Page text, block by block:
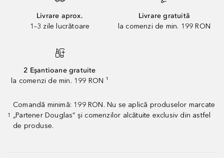
Livrare aprox.
1–3 zile lucrătoare
Livrare gratuită
la comenzi de min. 199 RON
2 Eșantioane gratuite
la comenzi de min. 199 RON ¹
1
Comandă minimă: 199 RON. Nu se aplică produselor marcate
„Partener Douglas” și comenzilor alcătuite exclusiv din astfel
de produse.